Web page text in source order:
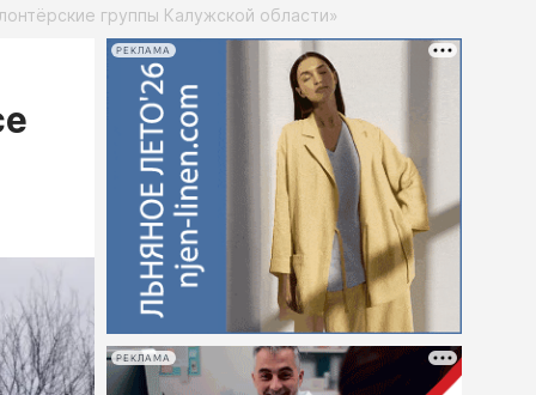
группы Калужской области»
РЕКЛАМА
РЕКЛАМА